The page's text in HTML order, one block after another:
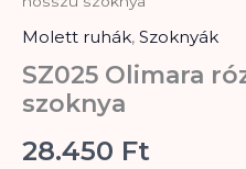
Molett ruhák, Szoknyák
SZ025 Olimara
szoknya
28.450 Ft
hosszú
szoknya
mennyiség